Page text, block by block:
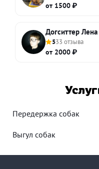
от 1500 ₽
Догситтер Лена
533 отзыва
от 2000 ₽
Передержка собак
Выгул собак